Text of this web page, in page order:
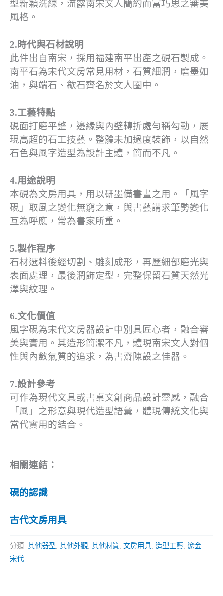
型新穎洗練，流露南宋文人簡約而富巧思之審美
風格。
2.時代與石材說明
此件出自南宋，採用福建南平出產之硯石製成。
南平石為宋代文房常見用材，石質細潤，磨墨如
油，與端石、歙石齊名於文人圈中。
3.工藝特點
硯面打磨平整，邊緣與內壁轉折處勻稱勾勒，展
現高超的石工技藝。整體未加過度裝飾，以自然
石色與風字造型為設計主體，簡而不凡。
4.用途說明
本硯為文房用具，用以研墨備書畫之用。「風字
硯」取風之變化無窮之意，與書藝講求筆勢變化
互為呼應，常為書家所重。
5.製作程序
石材選料後經切割、雕刻成形，再歷細部磨光與
表面處理，最後潤飾定型，完整保留石質天然光
澤與紋理。
6.文化價值
風字硯為宋代文房器設計中別具匠心者，融合審
美與實用。其造形簡潔不凡，體現南宋文人對個
性與內斂氣質的追求，為書齋陳設之佳器。
7.設計參考
可作為現代文具或書桌文創商品設計靈感，融合
「風」之形意與現代造型語彙，體現傳統文化與
當代實用的結合。
相關連結：
硯的認識
古代文房用具
分類: 其他器型 其他外觀 其他材質 文房用具 造型工藝 遼金
宋代